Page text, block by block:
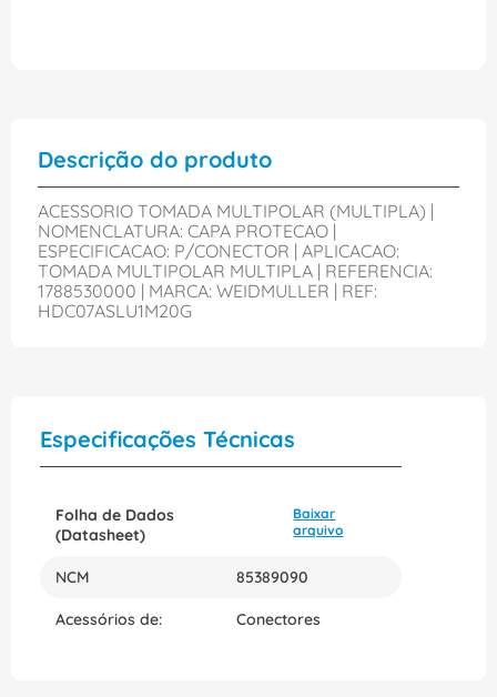
Descrição do produto
ACESSORIO TOMADA MULTIPOLAR (MULTIPLA) |
NOMENCLATURA: CAPA PROTECAO |
ESPECIFICACAO: P/CONECTOR | APLICACAO:
TOMADA MULTIPOLAR MULTIPLA | REFERENCIA:
1788530000 | MARCA: WEIDMULLER | REF:
HDC07ASLU1M20G
Especificações Técnicas
Folha de Dados
(Datasheet)
Baixar
arquivo
NCM 85389090
Acessórios de: Conectores